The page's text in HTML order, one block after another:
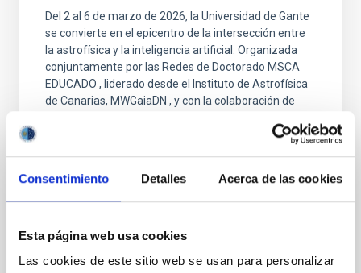
Consentimiento Detalles Acerca de las cookies
Esta página web usa cookies
Las cookies de este sitio web se usan para personalizar
Del 2 al 6 de marzo de 2026, la Universidad de Gante
se convierte en el epicentro de la intersección entre
la astrofísica y la inteligencia artificial. Organizada
conjuntamente por las Redes de Doctorado MSCA
EDUCADO , liderado desde el Instituto de Astrofísica
de Canarias, MWGaiaDN , y con la colaboración de
EDUCADO en Astro–AI and Machine Learning reunirá
para abordar los retos de la era del Big Data espacial.
Durante cinco días, las personas
Fecha de publicación 02/03/2026 - 17:28:47